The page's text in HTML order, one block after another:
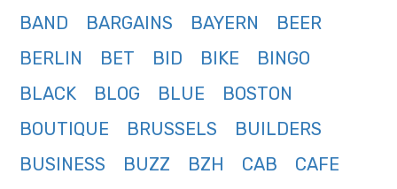
BAND
BARGAINS BAYERN
BEER
BERLIN
BET BID BIKE
BINGO
BLACK
BLOG BLUE
BOSTON
BOUTIQUE
BRUSSELS
BUILDERS
BUSINESS
BUZZ BZH CAB
CAFE